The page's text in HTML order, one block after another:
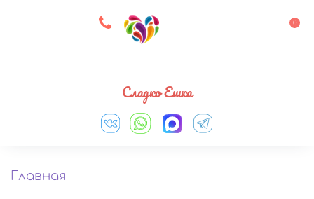
8 927 083 33 05 0
Сладко Ешка
Главная